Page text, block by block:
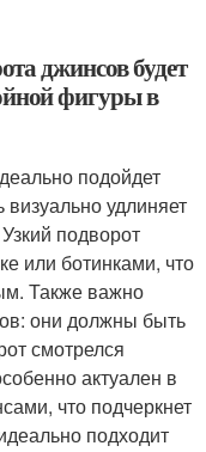
джинсов будет
фигуры в
подойдет
удлиняет
подворот
или ботинками, что
Также важно
они должны быть
смотрелся
актуален в
что подчеркнет
подходит